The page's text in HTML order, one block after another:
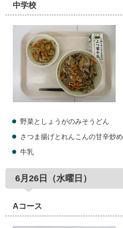
中学校
野菜としょうがのみそうどん
さつま揚げとれんこんの甘辛炒め
牛乳
6月26日（水曜日）
Aコース